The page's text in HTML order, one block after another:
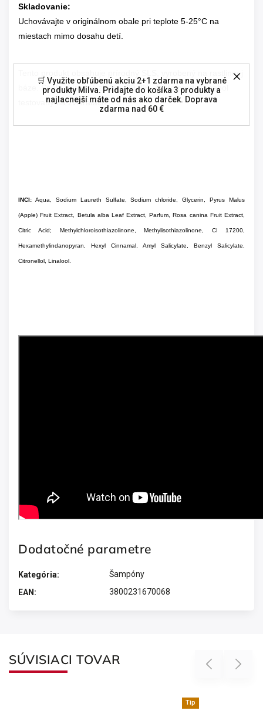
🛒 Využite obľúbenú akciu 2+1 zdarma na vybrané
produkty Milva. Pridajte do košíka 3 produkty a
najlacnejší máte od nás ako darček. Doprava
zdarma nad 60 €
Skladovanie:
Uchovávajte v originálnom obale pri teplote 5-25°C na
miestach mimo dosahu detí.
Tento produkt obsahuje prírodný SLS, vyrobený na rastlinnej
báze. Spolu prírodné zložky: 99,3%.Tento produkt nebol
testovaný na zvieratách.
INCI: Aqua, Sodium Laureth Sulfate, Sodium chloride, Glycerin, Pyrus Malus
(Apple) Fruit Extract, Betula alba Leaf Extract, Parfum, Rosa canina Fruit Extract,
Citric Acid; Methylchloroisothiazolinone, Methylisothiazolinone, CI 17200,
Hexamethylindanopyran, Hexyl Cinnamal, Amyl Salicylate, Benzyl Salicylate,
Citronellol, Linalool.
Dodatočné parametre
Kategória:
Šampóny
EAN : 3800231670068
SÚVISIACI TOVAR Previous
Tip
Next